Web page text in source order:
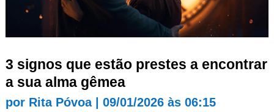
3 signos que estão prestes a encontrar
a sua alma gêmea
por Rita Póvoa| 09/01/2026 às 06:15